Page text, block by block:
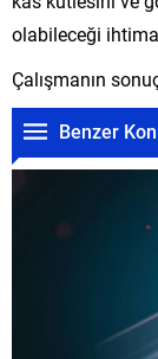
olabileceği
Çalışmanın
Benzer